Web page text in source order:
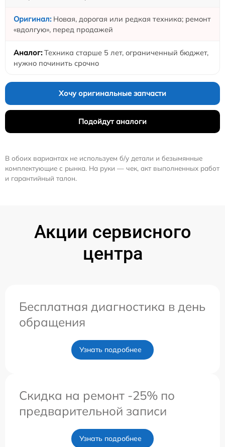
Новая, дорогая или редкая техника; ремонт
«вдолгую», перед продажей
Техника старше 5 лет, ограниченный бюджет,
нужно починить срочно
Хочу оригинальные запчасти
Подойдут аналоги
В обоих вариантах не используем б/у детали и безымянные
комплектующие с рынка. На руки — чек, акт выполненных работ
и гарантийный талон.
Акции сервисного
центра
Бесплатная диагностика в день
обращения
Узнать подробнее
Скидка на ремонт -25% по
предварительной записи
Узнать подробнее